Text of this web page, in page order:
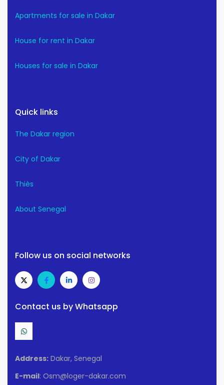
Apartments for sale in Dakar
House for rent in Dakar
Houses for sale in Dakar
Quick links
The Dakar region
City of Dakar
Thiès
About Senegal
Follow us on social networks
Contact us by Whatsapp
Address: Dakar, Senegal
E-mail: Osm@loger-dakar.com